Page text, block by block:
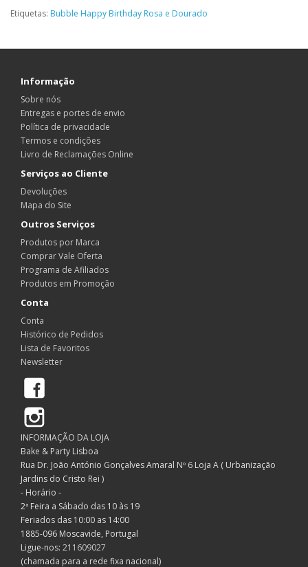
Etiquetas: Bubble Happy Birthday Rosa e Dourado
Informação
Sobre nós
Entregas e portes de envio
Política de privacidade
Termos e condições
Livro de Reclamações Online
Serviços ao Cliente
Devoluções
Mapa do Site
Outros Serviços
Produtos por Marca
Comprar Vale Oferta
Programa de Afiliados
Produtos em Promoção
Conta
Conta
Histórico de Pedidos
Lista de Favoritos
Newsletter
INFORMAÇÃO DA LOJA
Bake & Party Lisboa
Rua Dr. João António Gonçalves Amaral Nº 6 Loja A ( Urbanização
Jardins do Cristo Rei )
- Horário -
2ª Feira a Sábado das 10 às 19
Feriados das 10:00 as 14:00
1885-096 Moscavide, Portugal
Ligue-nos: 211609027
(chamada para a rede fixa nacional)